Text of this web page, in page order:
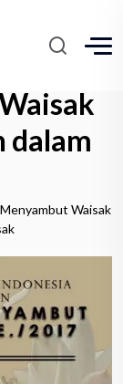
dalam
Waisak